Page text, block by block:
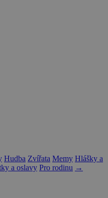
Hudba Zvířata Memy Hlášky a
a oslavy Pro rodinu →